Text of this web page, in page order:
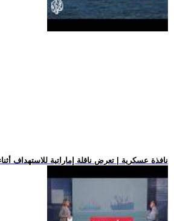
.. نافذة عسكرية | تعرض ناقلة إماراتية للاستهداف